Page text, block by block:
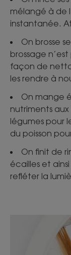
mélangé à de
instantanée.
On brosse
brossage
façon de
les rendre à
On mange
nutriments
légumes pour
du poisson
On finit de
écailles et
refléter la